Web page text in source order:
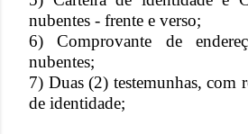
nubentes - frente e verso;
6) Comprovante de
nubentes;
7) Duas (2) testemunhas, com
de identidade;